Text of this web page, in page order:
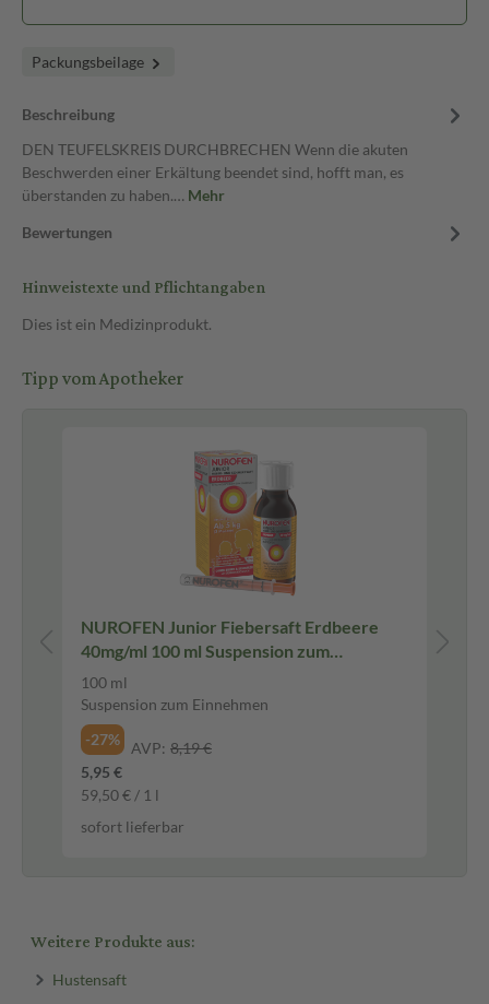
Packungsbeilage
Beschreibung
DEN TEUFELSKREIS DURCHBRECHEN Wenn die akuten
Beschwerden einer Erkältung beendet sind, hofft man, es
überstanden zu haben.… Mehr
Bewertungen
Hinweistexte und Pflichtangaben
Dies ist ein Medizinprodukt.
Tipp vom Apotheker
NUROFEN Junior Fiebersaft Erdbeere
40mg/ml 100 ml Suspension zum
Einnehmen
100 ml
Suspension zum Einnehmen
-27%
AVP: 8,19 €
5,95 €
59,50 € / 1 l
sofort lieferbar
Weitere Produkte aus:
Hustensaft